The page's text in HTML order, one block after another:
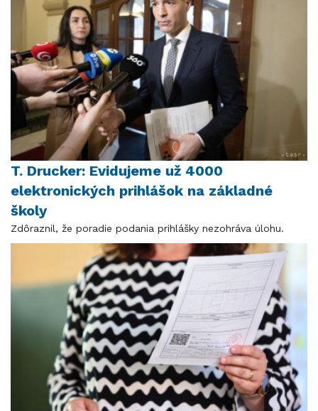
T. Drucker: Evidujeme už 4000
elektronických prihlášok na základné
školy
Zdôraznil, že poradie podania prihlášky nezohráva úlohu.